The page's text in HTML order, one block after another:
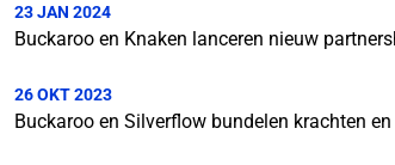
23 JAN 2024
Buckaroo en Knaken lanceren nieuw
26 OKT 2023
Buckaroo en Silverflow bundelen krachten